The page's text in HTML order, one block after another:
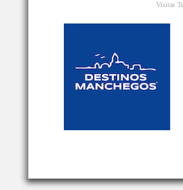
Visitas